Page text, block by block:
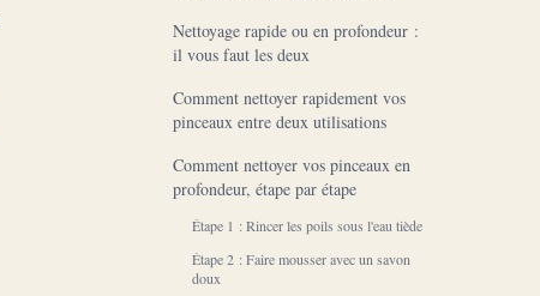
Nettoyage rapide ou en profondeur :
il vous faut les deux
Comment nettoyer rapidement vos
pinceaux entre deux utilisations
Comment nettoyer vos pinceaux en
profondeur, étape par étape
Étape 1 : Rincer les poils sous l'eau tiède
Étape 2 : Faire mousser avec un savon
doux